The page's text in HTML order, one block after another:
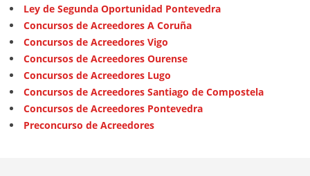
Ley de Segunda Oportunidad Pontevedra
Concursos de Acreedores A Coruña
Concursos de Acreedores Vigo
Concursos de Acreedores Ourense
Concursos de Acreedores Lugo
Concursos de Acreedores Santiago de Compostela
Concursos de Acreedores Pontevedra
Preconcurso de Acreedores